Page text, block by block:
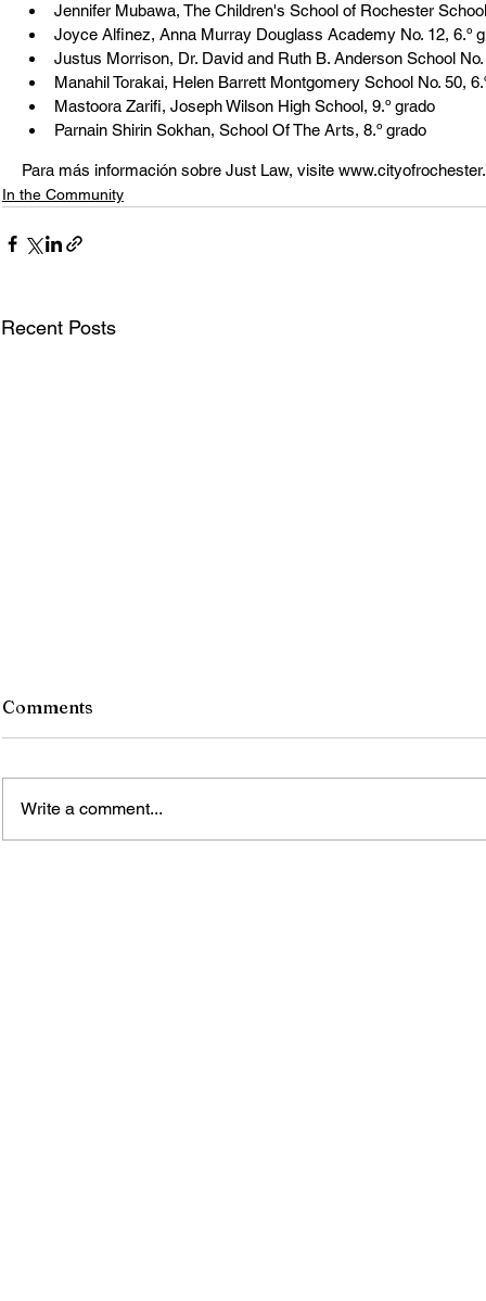
Jennifer Mubawa, The Children's School of Rochester
Joyce Alfinez, Anna Murray Douglass Academy No. 12, 6.º
Justus Morrison, Dr. David and Ruth B. Anderson School
Manahil Torakai, Helen Barrett Montgomery School No. 50,
Mastoora Zarifi, Joseph Wilson High School, 9.º grado
Parnain Shirin Sokhan, School Of The Arts, 8.º grado
Para más información sobre Just Law, visite
In the Community
Recent Posts
Comments
Write a comment...